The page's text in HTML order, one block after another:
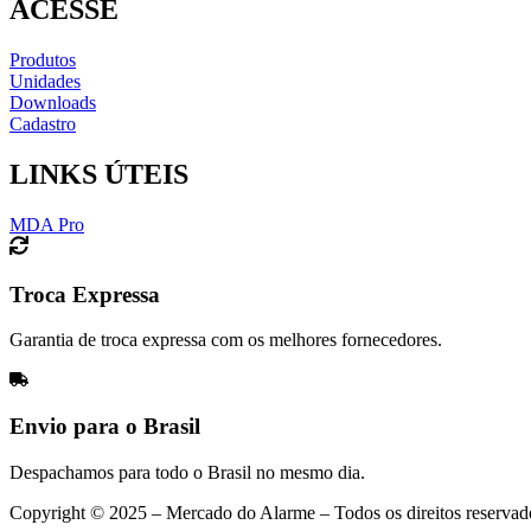
ACESSE
Produtos
Unidades
Downloads
Cadastro
LINKS ÚTEIS
MDA Pro
Troca Expressa
Garantia de troca expressa com os melhores fornecedores.
Envio para o Brasil
Despachamos para todo o Brasil no mesmo dia.
Copyright © 2025 – Mercado do Alarme – Todos os direitos